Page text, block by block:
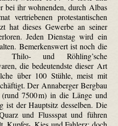
bei ihr wohnenden, durch Albas
vertriebenen protestantischen
hat dieses Gewerbe an seiner
Jeden Dienstag wird ein
Bemerkenswert ist noch die
Thilo- und Röhling’sche
die bedeutendste dieser Art
über 100 Stühle, meist mit
Der Annaberger Bergbau
7500 m) in die Länge und
ist der Hauptsitz desselben. Die
und Flussspat und führen